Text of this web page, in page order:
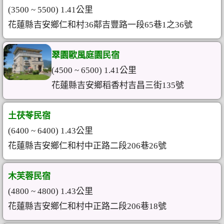
(3500 ~ 5500) 1.41公里
花蓮縣吉安鄉仁和村36鄰吉豐路一段65巷1之36號
翠園歐風庭園民宿
(4500 ~ 6500) 1.41公里
花蓮縣吉安鄉稻香村吉昌三街135號
土茯苓民宿
(6400 ~ 6400) 1.43公里
花蓮縣吉安鄉仁和村中正路二段206巷26號
木芙蓉民宿
(4800 ~ 4800) 1.43公里
花蓮縣吉安鄉仁和村中正路二段206巷18號